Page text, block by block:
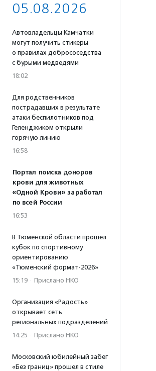
05.08.2026
Автовладельцы Камчатки
могут получить стикеры
о правилах добрососедства
с бурыми медведями
18:02
Для родственников
пострадавших в результате
атаки беспилотников под
Геленджиком открыли
горячую линию
16:58
Портал поиска доноров
крови для животных
«Одной Крови» заработал
по всей России
16:53
В Тюменской области прошел
кубок по спортивному
ориентированию
«Тюменский формат-2026»
15:19 · Прислано НКО
Организация «Радость»
открывает сеть
региональных подразделений
14:25 · Прислано НКО
Московский юбилейный забег
«Без границ» прошел в стиле